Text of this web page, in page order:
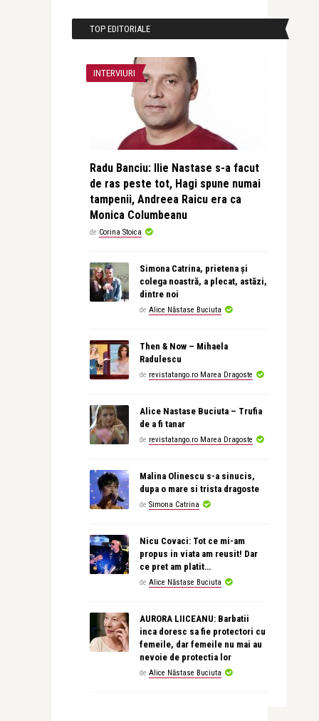
TOP EDITORIALE
INTERVIURI
Radu Banciu: Ilie Nastase s-a facut
de ras peste tot, Hagi spune numai
tampenii, Andreea Raicu era ca
Monica Columbeanu
de Corina Stoica
Simona Catrina, prietena și
colega noastră, a plecat, astăzi,
dintre noi
de Alice Năstase Buciuta
Then & Now – Mihaela
Radulescu
de revistatango.ro Marea Dragoste
Alice Nastase Buciuta – Trufia
de a fi tanar
de revistatango.ro Marea Dragoste
Malina Olinescu s-a sinucis,
dupa o mare si trista dragoste
de Simona Catrina
Nicu Covaci: Tot ce mi-am
propus in viata am reusit! Dar
ce pret am platit…
de Alice Năstase Buciuta
AURORA LIICEANU: Barbatii
inca doresc sa fie protectori cu
femeile, dar femeile nu mai au
nevoie de protectia lor
de Alice Năstase Buciuta